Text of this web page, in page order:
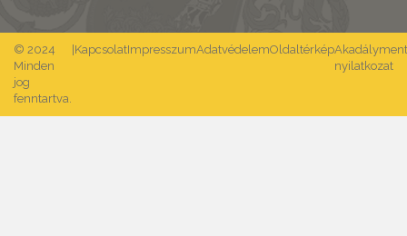
© 2024
Minden
jog
fenntartva.
KapcsolatImpresszumAdatvédelemOldaltérkép
nyilatkozat